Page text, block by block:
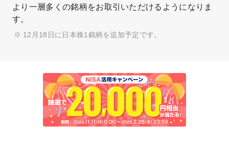
より一層多くの銘柄をお取引いただけるようになりま
す。
12月18日に日本株1銘柄を追加予定です。